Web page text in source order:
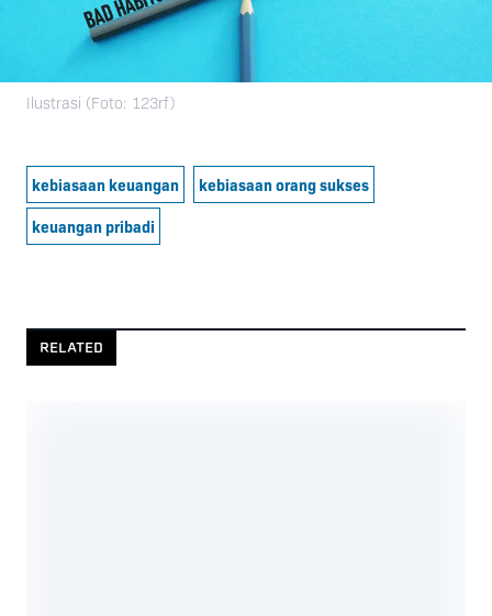
Ilustrasi (Foto: 123rf)
kebiasaan keuangan
kebiasaan orang sukses
keuangan pribadi
RELATED